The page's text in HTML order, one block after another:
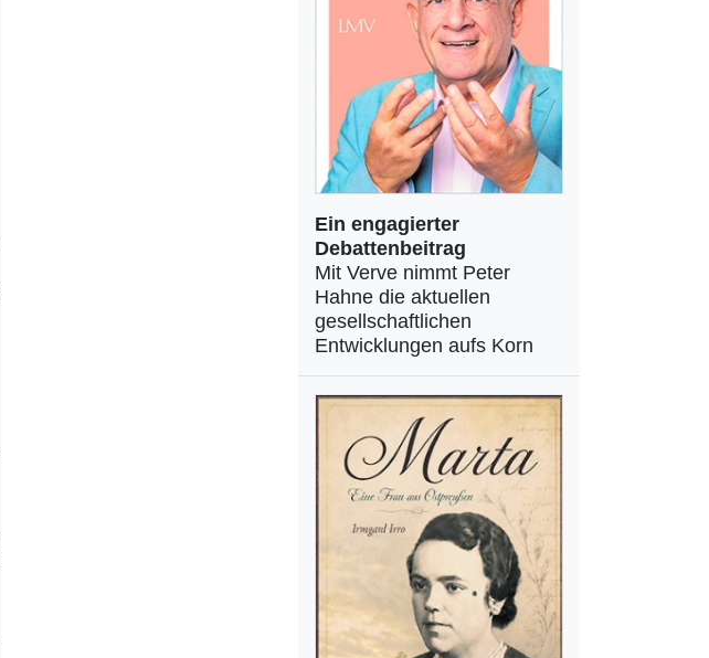
Ein engagierter
Debattenbeitrag
Mit Verve nimmt Peter
Hahne die aktuellen
gesellschaftlichen
Entwicklungen aufs Korn